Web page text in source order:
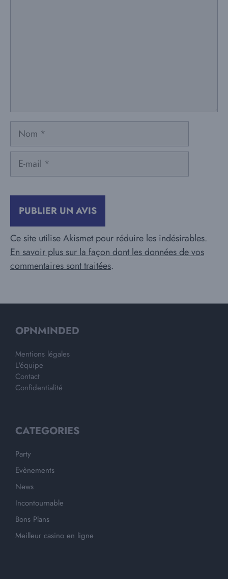
Nom
mail
Ce site utilise Akismet pour réduire les indésirables.
En savoir plus sur la façon dont les données de vos
commentaires sont traitées.
OPNMINDED
Mentions légales
L'équipe
Contact
Confidentialité
CATEGORIES
Party
Evènements
News
Incontournable
Bons Plans
Meilleur casino en ligne